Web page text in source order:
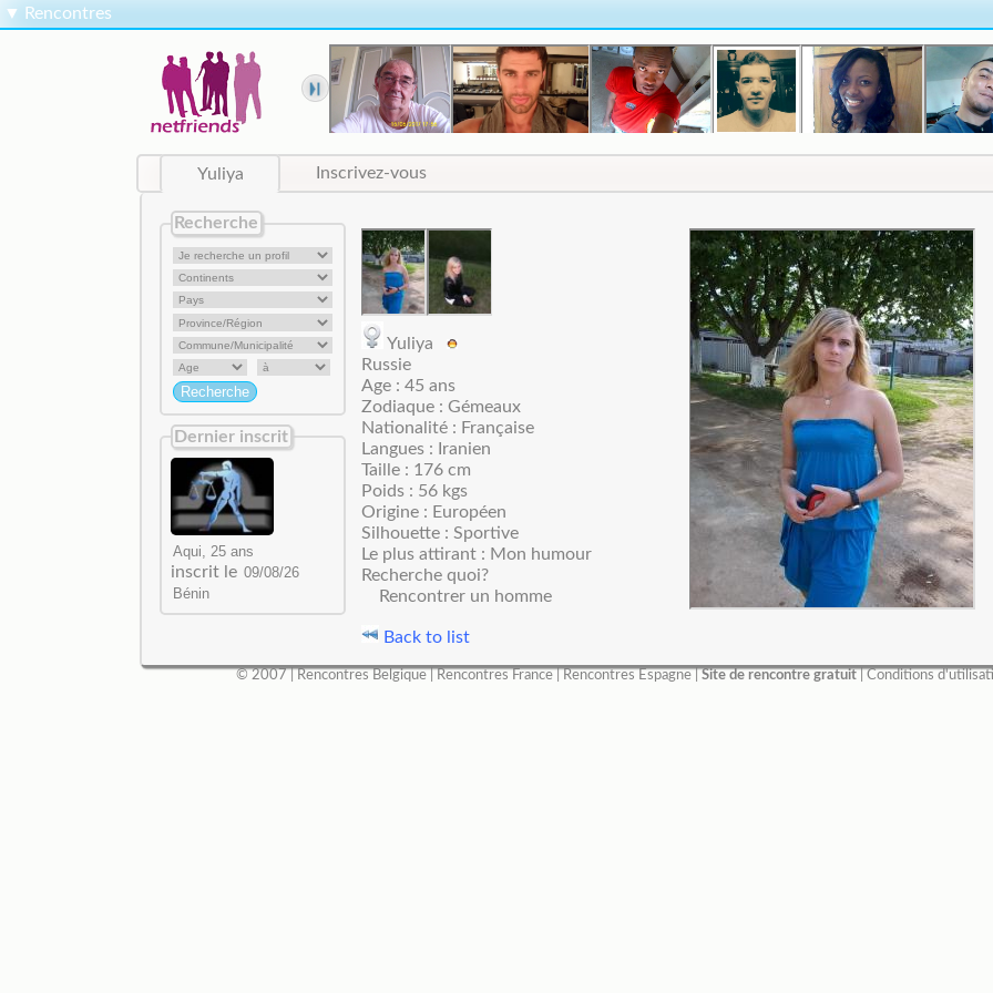
▼ Rencontres
Yuliya Inscrivez-vous
Recherche
Dernier inscrit
inscrit le
Yuliya
Russie
Age : 45 ans
Zodiaque : Gémeaux
Nationalité : Française
Langues : Iranien
Taille : 176 cm
Poids : 56 kgs
Origine : Européen
Silhouette : Sportive
Le plus attirant : Mon humour
Recherche quoi?
Rencontrer un homme
Back to list
© 2007 | Rencontres Belgique| Rencontres France| Rencontres Espagne| Site de rencontre gratuit| Conditions